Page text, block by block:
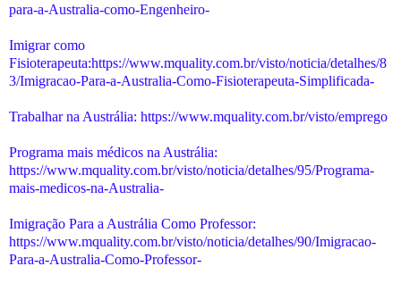
para-a-Australia-como-Engenheiro-
Imigrar como
Fisioterapeuta:https://www.mquality.com.br/visto/noticia/detalhes/8
3/Imigracao-Para-a-Australia-Como-Fisioterapeuta-Simplificada-
Trabalhar na Austrália: https://www.mquality.com.br/visto/emprego
Programa mais médicos na Austrália:
https://www.mquality.com.br/visto/noticia/detalhes/95/Programa-
mais-medicos-na-Australia-
Imigração Para a Austrália Como Professor:
https://www.mquality.com.br/visto/noticia/detalhes/90/Imigracao-
Para-a-Australia-Como-Professor-